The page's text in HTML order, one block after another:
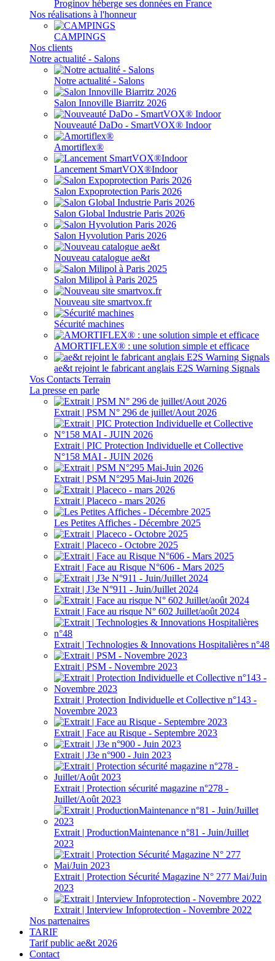
Proginov héberge ses données en France
Nos réalisations à l'honneur
CAMPINGS
Nos clients
Notre actualité - Salons
Notre actualité - Salons
Salon Innoville Biarritz 2026
Nouveauté DaDo - SmartVOX® Indoor
Amortiflex®
Lancement SmartVOX®Indoor
Salon Expoprotection Paris 2026
Salon Global Industrie Paris 2026
Salon Hyvolution Paris 2026
Nouveau catalogue ae&t
Salon Milipol à Paris 2025
Nouveau site smartvox.fr
Sécurité machines
AMORTIFLEX® : une solution simple et efficace
ae&t rejoint le fabricant anglais E2S Warning Signals
Vos Contacts Terrain
La presse en parle
Extrait | PSM N° 296 de juillet/Aout 2026
Extrait | PIC Protection Individuelle et Collective
N°158 MAI - JUIN 2026
Extrait | PSM N°295 Mai-Juin 2026
Extrait | Placeco - mars 2026
Les Petites Affiches - Décembre 2025
Extrait | Placeco - Octobre 2025
Extrait | Face au Risque N°606 - Mars 2025
Extrait | J3e N°911 - Juin/Juillet 2024
Extrait | Face au risque N° 602 Juillet/août 2024
Extrait | Technologies & Innovations Hospitalières n°48
Extrait | PSM - Novembre 2023
Extrait | Protection Individuelle et Collective n°143 -
Novembre 2023
Extrait | Face au Risque - Septembre 2023
Extrait | J3e n°900 - Juin 2023
Extrait | Protection sécurité magazine n°278 -
Juillet/Août 2023
Extrait | ProductionMaintenance n°81 - Juin/Juillet
2023
Extrait | Protection Sécurité Magazine N° 277 Mai/Juin
2023
Extrait | Interview Infoprotection - Novembre 2022
Nos partenaires
TARIF
Tarif public ae&t 2026
Contact